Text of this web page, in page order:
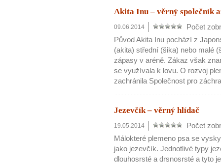
Akita Inu – věrný společník
09.06.2014
Počet
Původ Akita Inu pochází z
(akita) střední (šika) nebo malé
zápasy v aréně. Zákaz však
se využívala k lovu. O rozvoj
zachránila Společnost pro
Jezevčík – věrný hlídač
19.05.2014
Počet
Málokteré plemeno psa se
jako jezevčík. Jednotlivé typy
dlouhosrsté a drsnosrsté a tyto